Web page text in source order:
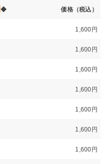
◆ 価格（税込）
1,600円
1,600円
1,600円
1,600円
1,600円
1,600円
1,600円